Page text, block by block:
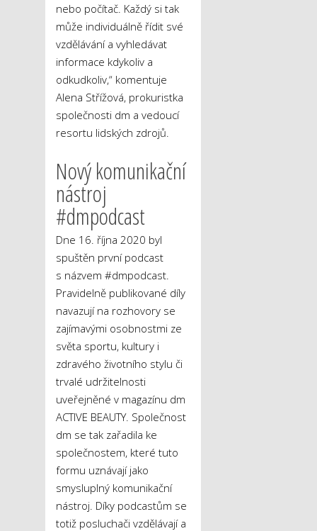
nebo počítač. Každý si tak
může individuálně řídit své
vzdělávání a vyhledávat
informace kdykoliv a
odkudkoliv,“ komentuje
Alena Střížová, prokuristka
společnosti dm a vedoucí
resortu lidských zdrojů.
Nový komunikační
nástroj
#dmpodcast
Dne 16. října 2020 byl
spuštěn první podcast
s názvem #dmpodcast.
Pravidelně publikované díly
navazují na rozhovory se
zajímavými osobnostmi ze
světa sportu, kultury i
zdravého životního stylu či
trvalé udržitelnosti
uveřejněné v magazínu dm
ACTIVE BEAUTY. Společnost
dm se tak zařadila ke
společnostem, které tuto
formu uznávají jako
smysluplný komunikační
nástroj. Díky podcastům se
totiž posluchači vzdělávají a